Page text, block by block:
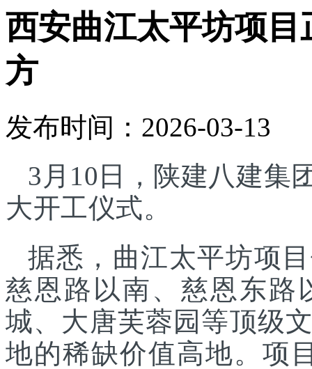
西安曲江太平坊项目
方
发布时间：2026-03-13
3月10日，陕建八建集
大开工仪式。
据悉，曲江太平坊项
慈恩路以南、慈恩东路
城、大唐芙蓉园等顶级
地的稀缺价值高地。项